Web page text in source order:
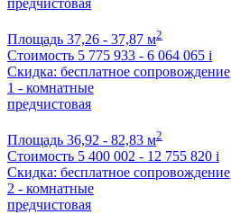
Площадь 37,26 - 37,87 м2
Стоимость 5 775 933 - 6 064 065 i
Скидка: бесплатное сопровождение
1 - комнатные
предчистовая
Площадь 36,92 - 82,83 м2
Стоимость 5 400 002 - 12 755 820 i
Скидка: бесплатное сопровождение
2 - комнатные
предчистовая